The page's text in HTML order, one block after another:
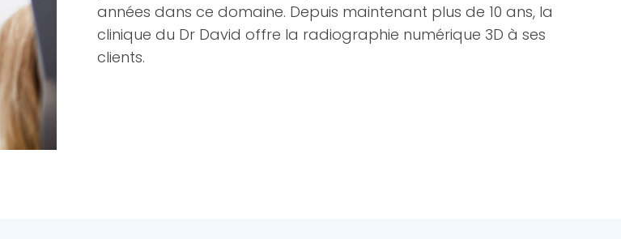
années dans ce domaine. Depuis maintenant plus de 10 ans, la
clinique du Dr David offre la radiographie numérique 3D à ses
clients.